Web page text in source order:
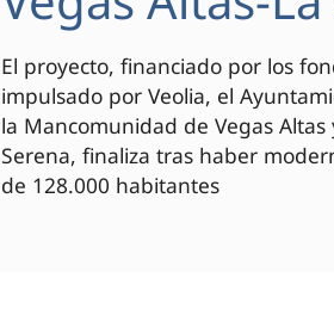
El proyecto, financiado por los
impulsado por Veolia, el
la Mancomunidad de Vegas Altas
Serena, finaliza tras haber
de 128.000 habitantes